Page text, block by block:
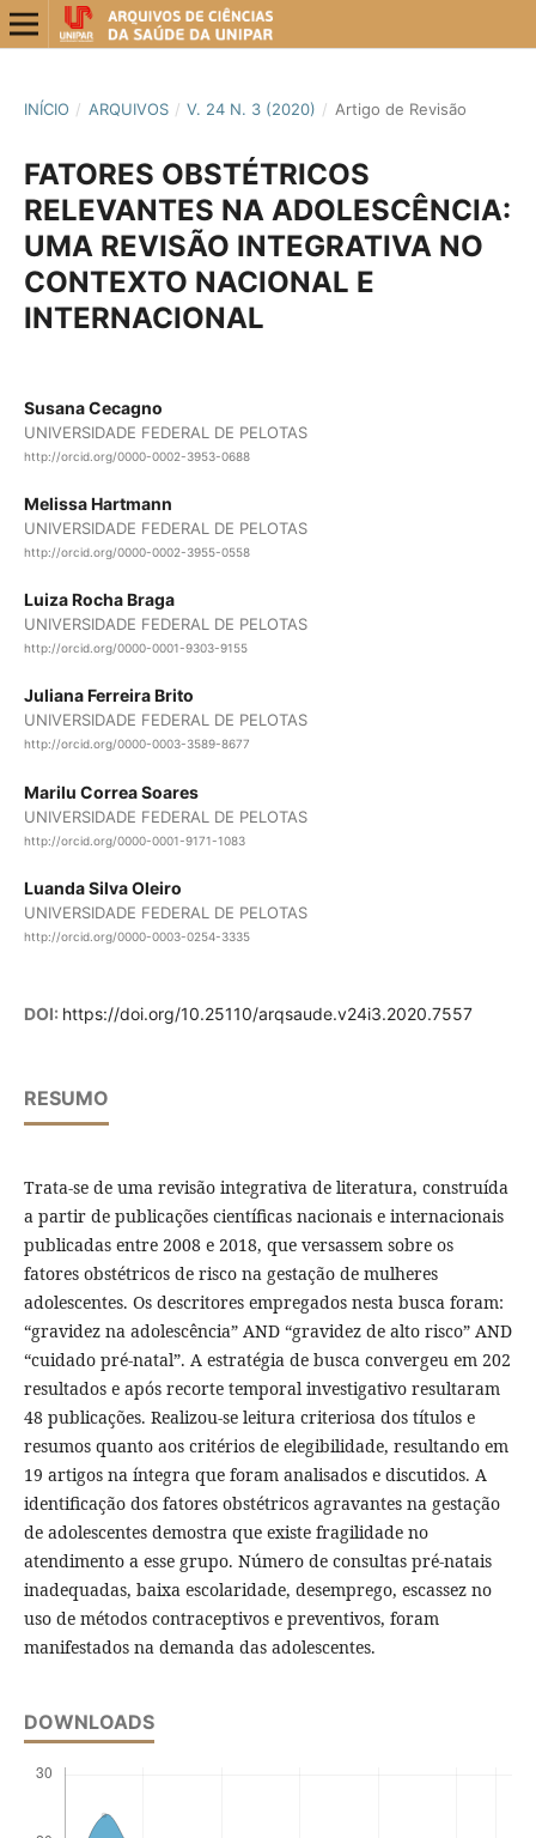
INÍCIO / ARQUIVOS / V. 24 N. 3 (2020) / Artigo de Revisão
FATORES OBSTÉTRICOS
RELEVANTES NA ADOLESCÊNCIA:
UMA REVISÃO INTEGRATIVA NO
CONTEXTO NACIONAL E
INTERNACIONAL
Susana Cecagno
UNIVERSIDADE FEDERAL DE PELOTAS
http://orcid.org/0000-0002-3953-0688
Melissa Hartmann
UNIVERSIDADE FEDERAL DE PELOTAS
http://orcid.org/0000-0002-3955-0558
Luiza Rocha Braga
UNIVERSIDADE FEDERAL DE PELOTAS
http://orcid.org/0000-0001-9303-9155
Juliana Ferreira Brito
UNIVERSIDADE FEDERAL DE PELOTAS
http://orcid.org/0000-0003-3589-8677
Marilu Correa Soares
UNIVERSIDADE FEDERAL DE PELOTAS
http://orcid.org/0000-0001-9171-1083
Luanda Silva Oleiro
UNIVERSIDADE FEDERAL DE PELOTAS
http://orcid.org/0000-0003-0254-3335
DOI: https://doi.org/10.25110/arqsaude.v24i3.2020.7557
RESUMO
Trata-se de uma revisão integrativa de literatura, construída
a partir de publicações científicas nacionais e internacionais
publicadas entre 2008 e 2018, que versassem sobre os
fatores obstétricos de risco na gestação de mulheres
adolescentes. Os descritores empregados nesta busca foram:
“gravidez na adolescência” AND “gravidez de alto risco” AND
“cuidado pré-natal”. A estratégia de busca convergeu em 202
resultados e após recorte temporal investigativo resultaram
48 publicações. Realizou-se leitura criteriosa dos títulos e
resumos quanto aos critérios de elegibilidade, resultando em
19 artigos na íntegra que foram analisados e discutidos. A
identificação dos fatores obstétricos agravantes na gestação
de adolescentes demostra que existe fragilidade no
atendimento a esse grupo. Número de consultas pré-natais
inadequadas, baixa escolaridade, desemprego, escassez no
uso de métodos contraceptivos e preventivos, foram
manifestados na demanda das adolescentes.
DOWNLOADS